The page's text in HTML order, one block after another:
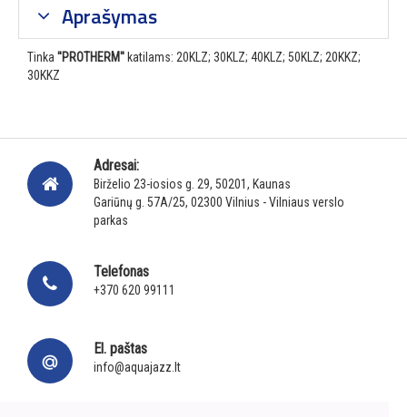
Aprašymas
Tinka''PROTHERM'' katilams: 20KLZ; 30KLZ; 40KLZ; 50KLZ; 20KKZ;
30KKZ
Adresai:
Birželio 23-iosios g. 29, 50201, Kaunas
Gariūnų g. 57A/25, 02300 Vilnius - Vilniaus verslo
parkas
Telefonas
+370 620 99111
El. paštas
info@aquajazz.lt